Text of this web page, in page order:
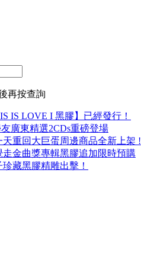
再按查詢
IS LOVE I 黑膠】已經發行！
廣東精選2CDs重磅登場
天重回大巨蛋周邊商品全新上架 !
金曲獎專輯黑膠追加限時預購
藏黑膠精雕出擊！